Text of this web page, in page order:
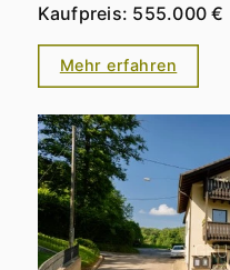
Kaufpreis: 555.000 €
Mehr erfahren